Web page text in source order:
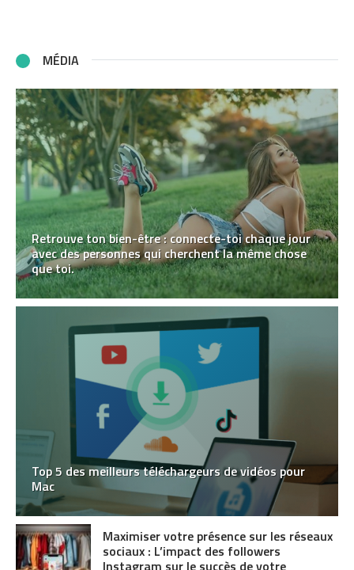
MÉDIA
Retrouve ton bien-être : connecte-toi chaque jour
avec des personnes qui cherchent la même chose
que toi.
Top 5 des meilleurs téléchargeurs de vidéos pour
Mac
Maximiser votre présence sur les réseaux
sociaux : L’impact des followers
Instagram sur le succès de votre